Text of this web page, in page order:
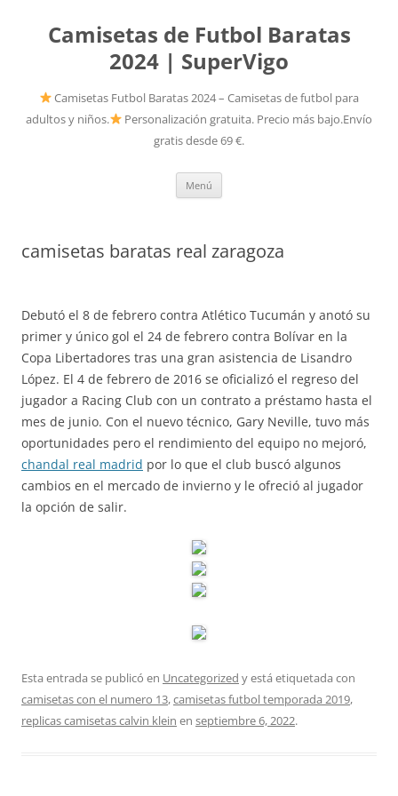
Camisetas de Futbol Baratas
2024 | SuperVigo
Camisetas Futbol Baratas 2024 – Camisetas de futbol para
adultos y niños.
Personalización gratuita. Precio más bajo.Envío
gratis desde 69 €.
Menú
camisetas baratas real zaragoza
Debutó el 8 de febrero contra Atlético Tucumán y anotó su
primer y único gol el 24 de febrero contra Bolívar en la
Copa Libertadores tras una gran asistencia de Lisandro
López. El 4 de febrero de 2016 se oficializó el regreso del
jugador a Racing Club con un contrato a préstamo hasta el
mes de junio. Con el nuevo técnico, Gary Neville, tuvo más
oportunidades pero el rendimiento del equipo no mejoró,
chandal real madrid por lo que el club buscó algunos
cambios en el mercado de invierno y le ofreció al jugador
la opción de salir.
Esta entrada se publicó en Uncategorized y está etiquetada con
camisetas con el numero 13,camisetas futbol temporada 2019,
replicas camisetas calvin klein en septiembre 6, 2022.